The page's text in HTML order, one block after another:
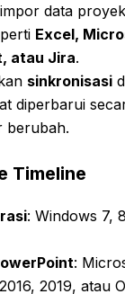
data
Excel,
atau Jira.
sinkronisasi
diperbarui
berubah.
Timeline
: Windows 7,
:
2019, atau